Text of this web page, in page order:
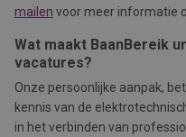
mailen voor meer informatie
Wat maakt BaanBereik
vacatures?
Onze persoonlijke aanpak,
kennis van de
in het verbinden van